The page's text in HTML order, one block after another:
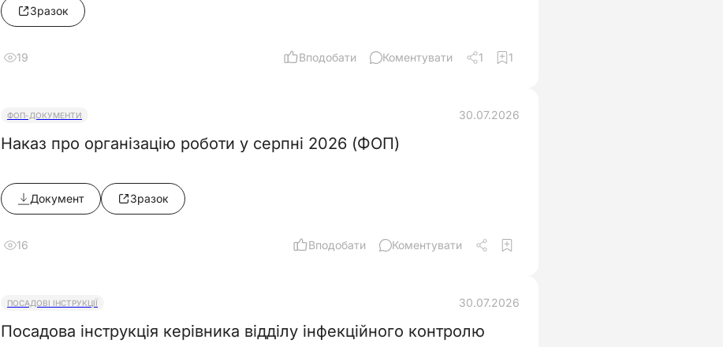
Зразок
19 Вподобати Коментувати 1 1
ФОП-ДОКУМЕНТИ 30.07.2026
Наказ про організацію роботи у серпні 2026 (ФОП)
Документ Зразок
16 Вподобати Коментувати
ПОСАДОВІ ІНСТРУКЦІЇ 30.07.2026
Посадова інструкція керівника відділу інфекційного контролю